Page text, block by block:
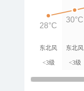
东北风
<3级
东北风
<3级
28°C
30°C